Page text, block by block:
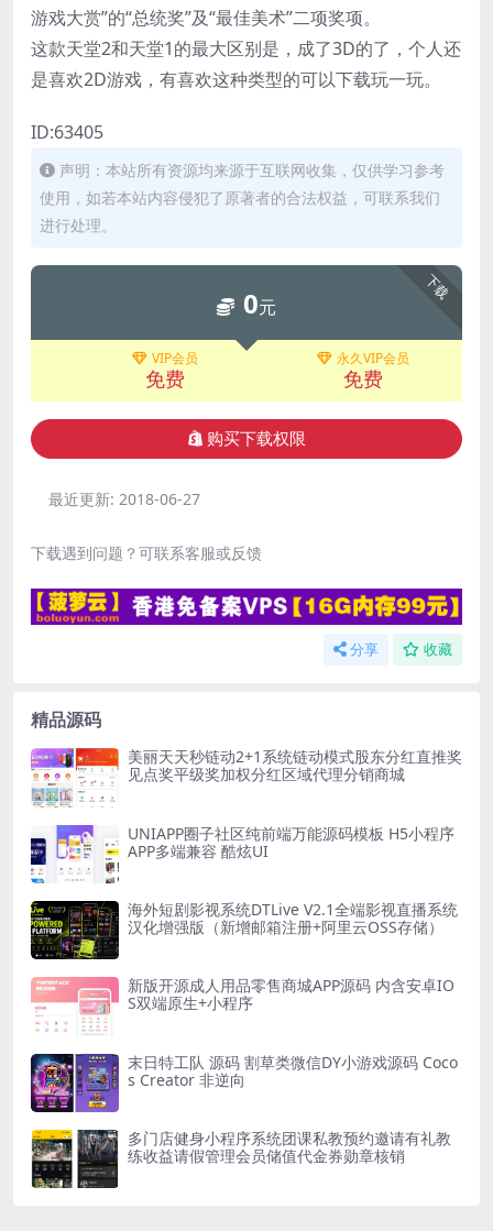
游戏大赏”的“总统奖”及“最佳美术”二项奖项。
这款天堂2和天堂1的最大区别是，成了3D的了，个人还
是喜欢2D游戏，有喜欢这种类型的可以下载玩一玩。
ID:63405
声明：本站所有资源均来源于互联网收集，仅供学习参考
使用，如若本站内容侵犯了原著者的合法权益，可联系我们
进行处理。
下载
0元
VIP会员
免费
永久VIP会员
免费
购买下载权限
最近更新: 2018-06-27
下载遇到问题？可联系客服或反馈
分享 收藏
精品源码
美丽天天秒链动2+1系统链动模式股东分红直推奖
见点奖平级奖加权分红区域代理分销商城
UNIAPP圈子社区纯前端万能源码模板 H5小程序
APP多端兼容 酷炫UI
海外短剧影视系统DTLive V2.1全端影视直播系统
汉化增强版（新增邮箱注册+阿里云OSS存储）
新版开源成人用品零售商城APP源码 内含安卓IO
S双端原生+小程序
末日特工队 源码 割草类微信DY小游戏源码 Coco
s Creator 非逆向
多门店健身小程序系统团课私教预约邀请有礼教
练收益请假管理会员储值代金券勋章核销